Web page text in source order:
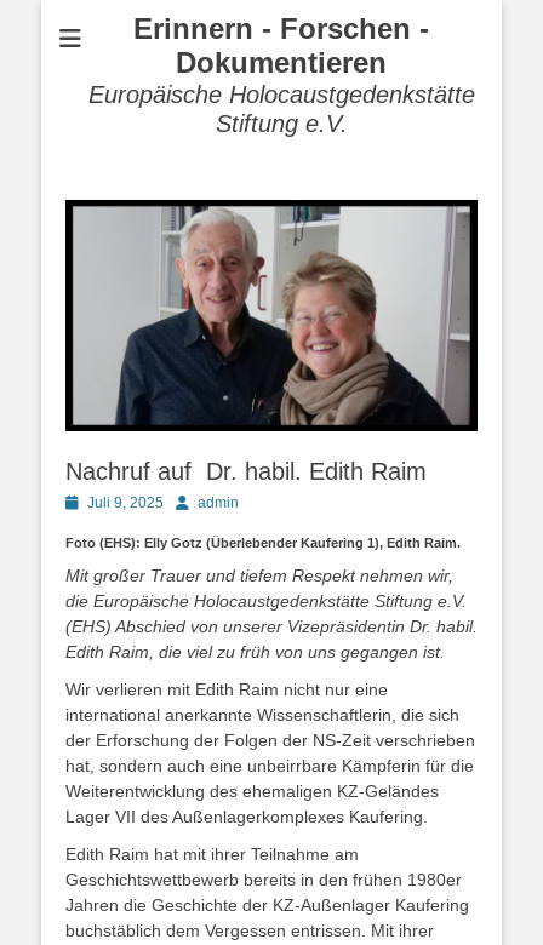
Erinnern - Forschen -
Dokumentieren
Europäische Holocaustgedenkstätte
Stiftung e.V.
Nachruf auf Dr. habil. Edith Raim
PostedJuli 9, 2025 Autoradmin
Foto (EHS): Elly Gotz (Überlebender Kaufering 1), Edith Raim.
Mit großer Trauer und tiefem Respekt nehmen wir,
die Europäische Holocaustgedenkstätte Stiftung e.V.
(EHS) Abschied von unserer Vizepräsidentin Dr. habil.
Edith Raim, die viel zu früh von uns gegangen ist.
Wir verlieren mit Edith Raim nicht nur eine
international anerkannte Wissenschaftlerin, die sich
der Erforschung der Folgen der NS-Zeit verschrieben
hat, sondern auch eine unbeirrbare Kämpferin für die
Weiterentwicklung des ehemaligen KZ-Geländes
Lager VII des Außenlagerkomplexes Kaufering.
Edith Raim hat mit ihrer Teilnahme am
Geschichtswettbewerb bereits in den frühen 1980er
Jahren die Geschichte der KZ-Außenlager Kaufering
buchstäblich dem Vergessen entrissen. Mit ihrer